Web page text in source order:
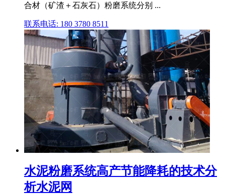
合材（矿渣＋石灰石）粉磨系统分别 ...
联系电话: 180 3780 8511
水泥粉磨系统高产节能降耗的技术分
析水泥网